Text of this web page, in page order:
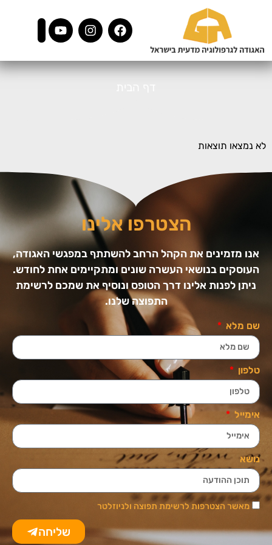
לא נמצאו תוצאות
הצטרפו אלינו
אנו מזמינים את הקהל הרחב להשתתף במפגשי האגודה,
העוסקים בנושאי העשרה שונים ומתקיימים אחת לחודש.
ניתן לפנות אלינו דרך הטופס ונוסיף את שמכם לרשימת
התפוצה שלנו.
שם מלא
טלפון
אימייל
נושא
מאשר הצטרפות לרשימת תפוצה ולניוזלטר
שליחה